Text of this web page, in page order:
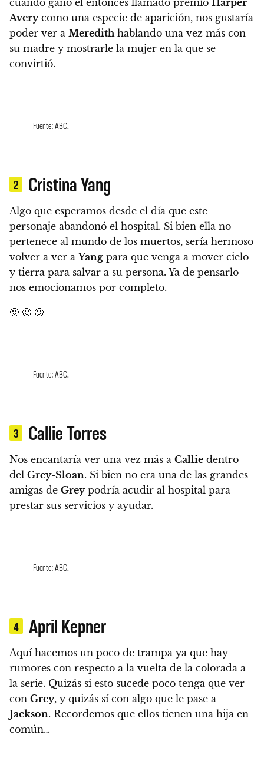
cuando ganó el entonces llamado premio Harper
Averycomo una especie de aparición, nos gustaría
poder ver a Meredithhablando una vez más con
su madre y mostrarle la mujer en la que se
convirtió.
Fuente: ABC.
2 Cristina Yang
Algo que esperamos desde el día que este
personaje abandonó el hospital. Si bien ella no
pertenece al mundo de los muertos, sería hermoso
volver a ver aYang para que venga a mover cielo
y tierra para salvar a su persona. Ya de pensarlo
nos emocionamos por completo.
🙂 🙂 🙂
Fuente: ABC.
3 Callie Torres
Nos encantaría ver una vez más a Callie dentro
del Grey-Sloan. Si bien no era una de las grandes
amigas de Greypodría acudir al hospital para
prestar sus servicios y ayudar.
Fuente: ABC.
4 April Kepner
Aquí hacemos un poco de trampa ya que hay
rumores con respecto a la vuelta de la colorada a
la serie. Quizás si esto sucede poco tenga que ver
con Grey, y quizás sí con algo que le pase a
Jackson. Recordemos que ellos tienen una hija en
común…